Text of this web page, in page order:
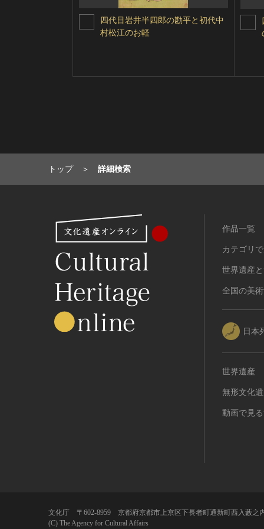
四代目岩井半四郎の勘平と初代中
村松江のお軽
トップ 詳細検索
作品一覧
カテゴリ
世界遺産
全国の美
日本
世界遺産
無形文化
動画で見
文化庁 〒602-8959 京都府京都市上京区下長者町通新町西入藪之
(C) The Agency for Cultural Affairs